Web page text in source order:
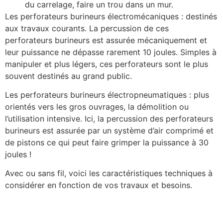
du carrelage, faire un trou dans un mur.
Les perforateurs burineurs électromécaniques : destinés
aux travaux courants. La percussion de ces
perforateurs burineurs est assurée mécaniquement et
leur puissance ne dépasse rarement 10 joules. Simples à
manipuler et plus légers, ces perforateurs sont le plus
souvent destinés au grand public.
Les perforateurs burineurs électropneumatiques : plus
orientés vers les gros ouvrages, la démolition ou
l’utilisation intensive. Ici, la percussion des perforateurs
burineurs est assurée par un système d’air comprimé et
de pistons ce qui peut faire grimper la puissance à 30
joules !
Avec ou sans fil, voici les caractéristiques techniques à
considérer en fonction de vos travaux et besoins.